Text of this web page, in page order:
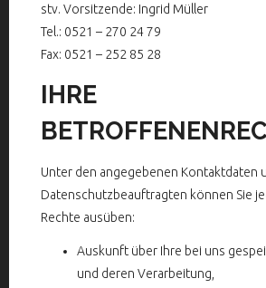
stv. Vorsitzende: Ingrid Müller
Tel.: 0521 – 270 24 79
Fax: 0521 – 252 85 28
IHRE
Unter den angegebenen Kontaktdaten
Datenschutzbeauftragten können Sie
Rechte ausüben:
Auskunft über Ihre bei uns
und deren Verarbeitung,